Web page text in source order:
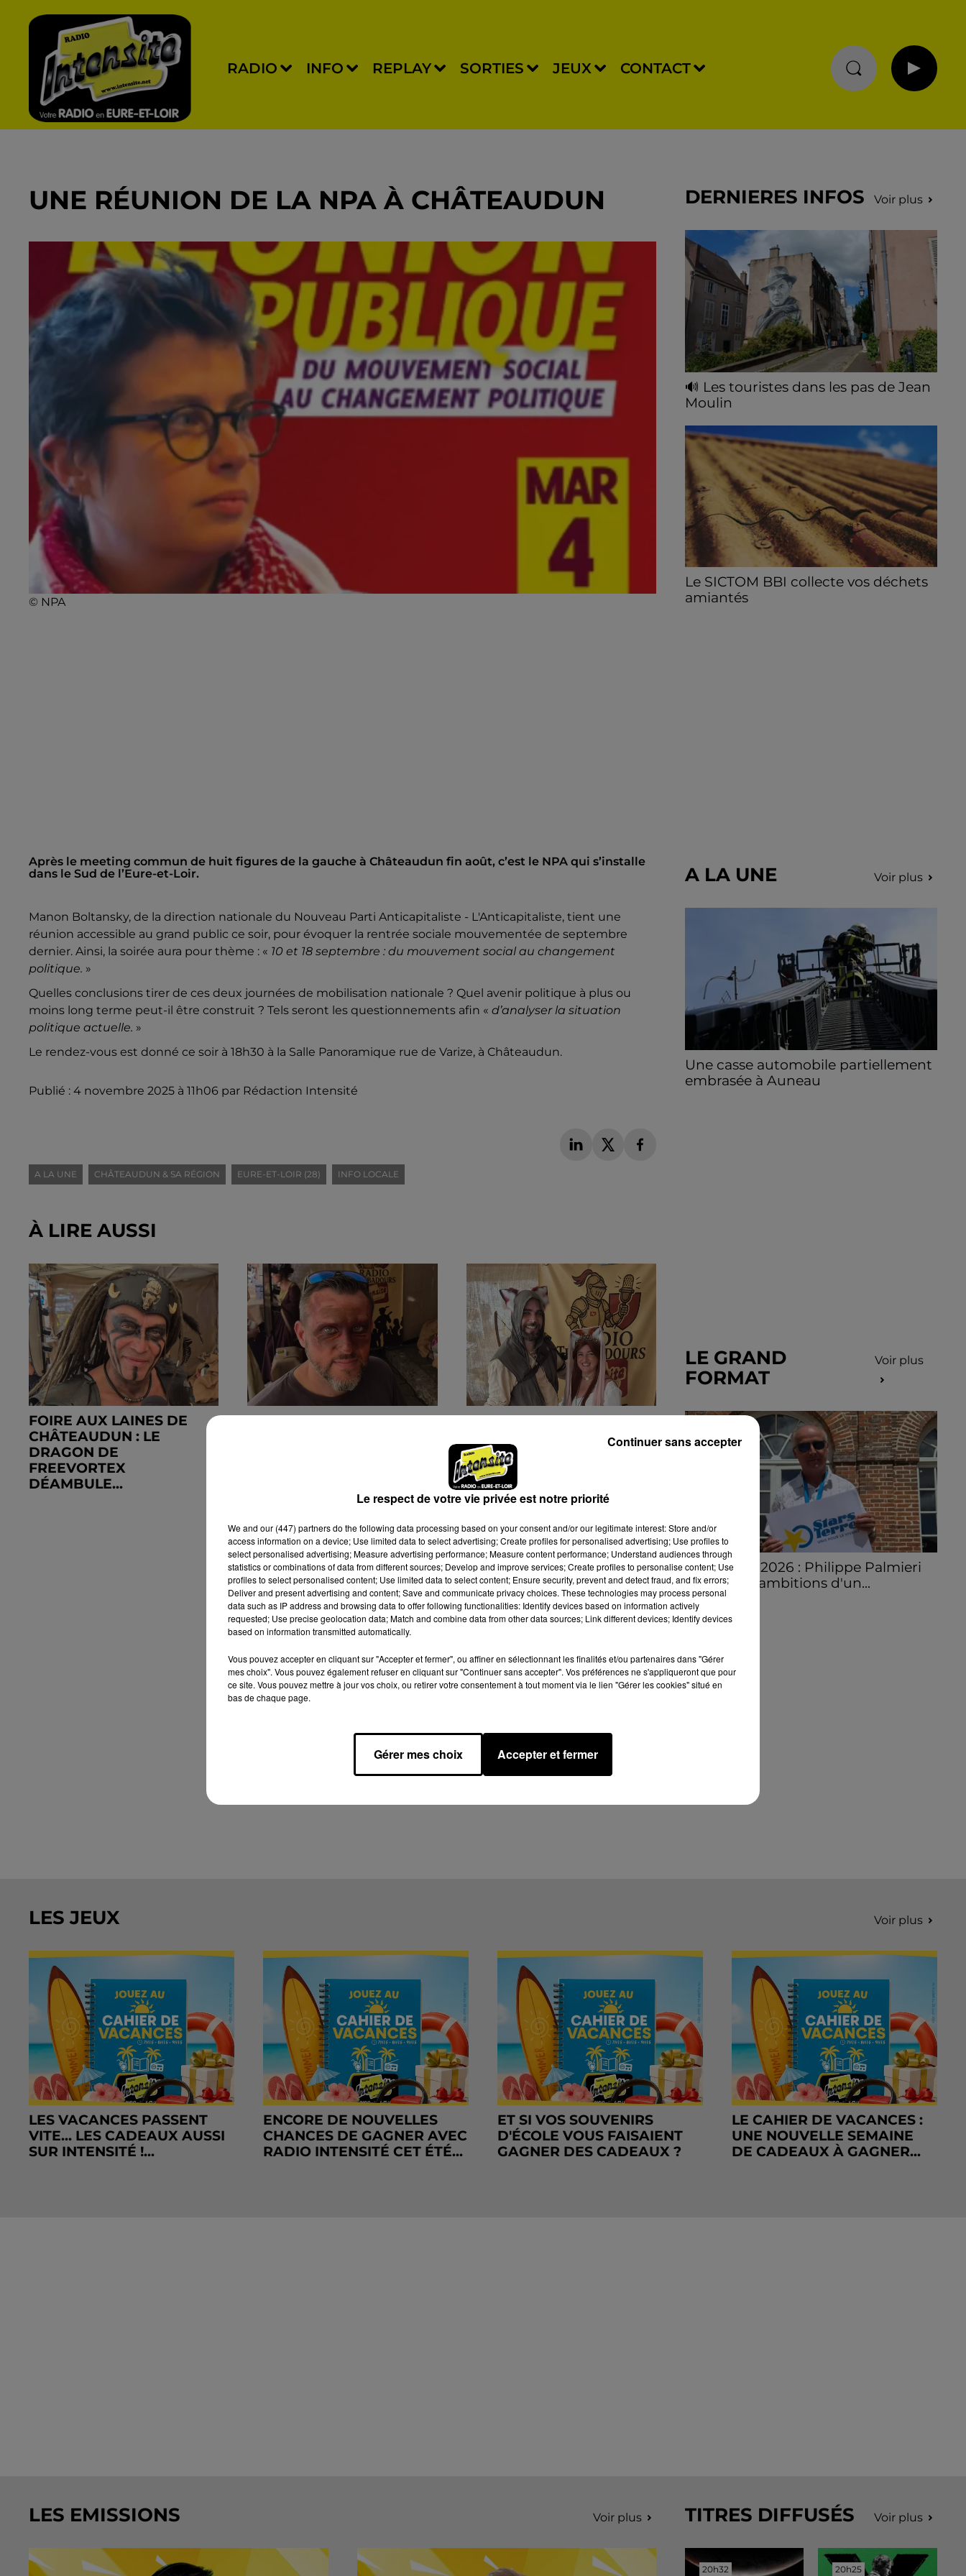
RADIO INFO REPLAY SORTIES JEUX CONTACT
UNE RÉUNION DE LA NPA À CHÂTEAUDUN
© NPA
Après le meeting commun de huit figures de la gauche à Châteaudun fin août, c’est le NPA qui s’installe
dans le Sud de l’Eure-et-Loir.
Manon Boltansky, de la direction nationale du Nouveau Parti Anticapitaliste - L'Anticapitaliste, tient une
réunion accessible au grand public ce soir, pour évoquer la rentrée sociale mouvementée de septembre
dernier. Ainsi, la soirée aura pour thème : « 10 et 18 septembre : du mouvement social au changement
politique. »
Quelles conclusions tirer de ces deux journées de mobilisation nationale ? Quel avenir politique à plus ou
moins long terme peut-il être construit ? Tels seront les questionnements afin « d’analyser la situation
politique actuelle. »
Le rendez-vous est donné ce soir à 18h30 à la Salle Panoramique rue de Varize, à Châteaudun.
Publié : 4 novembre 2025 à 11h06 par Rédaction Intensité
A LA UNE CHÂTEAUDUN & SA RÉGION EURE-ET-LOIR (28) INFO LOCALE
À LIRE AUSSI
FOIRE AUX LAINES DE
CHÂTEAUDUN : LE
DRAGON DE
FREEVORTEX
DÉAMBULE...
FOIRE AUX LAINES DE
FOIRE AUX LAINES DE
CHÂTEAUDUN : MATTHIEU
ET STÉPHANIE DONNENT
VIE...
DERNIERES INFOS Voir plus
🔊 Les touristes dans les pas de Jean
Moulin
les sorties estivales de Chartres Tourisme.
Le SICTOM BBI collecte vos déchets
amiantés
A LA UNE Voir plus
Une casse automobile partiellement
embrasée à Auneau
LE GRAND
FORMAT
Voir plus
Stars'Terre 2026 : Philippe Palmieri
dévoile les ambitions d'un...
À quelques semaines de la première
édition de Stars'Terre, organisée du 18 au 20
LES JEUX Voir plus
LES VACANCES PASSENT
VITE... LES CADEAUX AUSSI
SUR INTENSITÉ !...
ENCORE DE NOUVELLES
CHANCES DE GAGNER AVEC
RADIO INTENSITÉ CET ÉTÉ...
ET SI VOS SOUVENIRS
D'ÉCOLE VOUS FAISAIENT
GAGNER DES CADEAUX ?
LE CAHIER DE VACANCES :
UNE NOUVELLE SEMAINE
DE CADEAUX À GAGNER...
LES EMISSIONS Voir plus TITRES DIFFUSÉS Voir plus
20h32
20h32 20h25
20h25
Le respect de votre vie privée est notre priorité
We and our (447) partnersdo the following data processing based on your consent and/or our legitimate interest: Store and/or
access information on a device; Use limited data to select advertising; Create profiles for personalised advertising; Use profiles to
select personalised advertising; Measure advertising performance; Measure content performance; Understand audiences through
statistics or combinations of data from different sources; Develop and improve services; Create profiles to personalise content; Use
profiles to select personalised content; Use limited data to select content; Ensure security, prevent and detect fraud, and fix errors;
Deliver and present advertising and content; Save and communicate privacy choices. These technologies may process personal
data such as IP address and browsing data to offer following functionalities: Identify devices based on information actively
requested; Use precise geolocation data; Match and combine data from other data sources; Link different devices; Identify devices
based on information transmitted automatically.
Vous pouvez accepter en cliquant sur "Accepter et fermer", ou affiner en sélectionnant les finalités et/ou partenaires dans "Gérer
mes choix". Vous pouvez également refuser en cliquant sur "Continuer sans accepter". Vos préférences ne s'appliqueront que pour
ce site. Vous pouvez mettre à jour vos choix, ou retirer votre consentement à tout moment via le lien "Gérer les cookies" situé en
bas de chaque page.
Gérer mes choix Accepter et fermer
Continuer sans accepter